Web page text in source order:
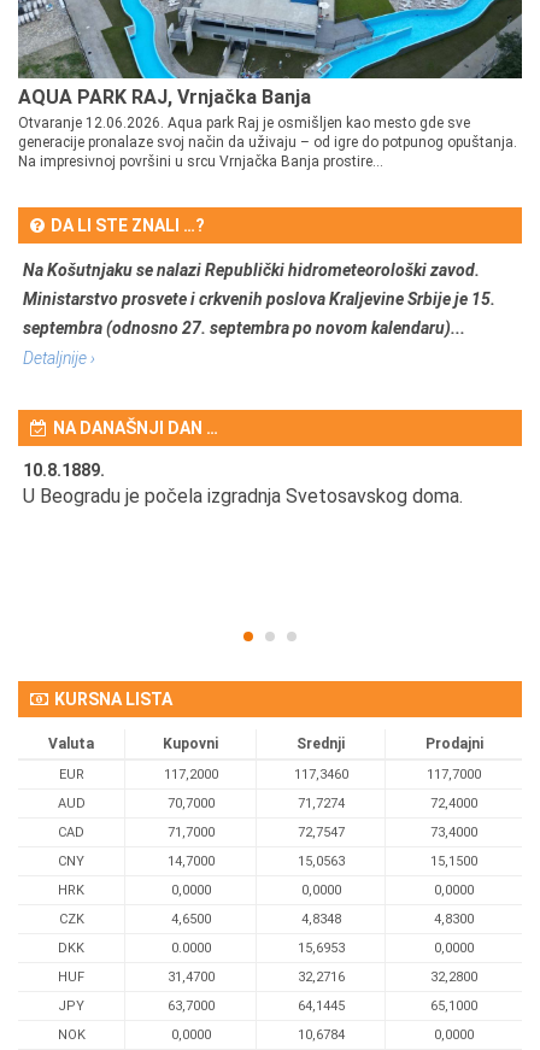
AQUA PARK RAJ, Vrnjačka Banja
Otvaranje 12.06.2026. Aqua park Raj je osmišljen kao mesto gde sve
generacije pronalaze svoj način da uživaju – od igre do potpunog opuštanja.
Na impresivnoj površini u srcu Vrnjačka Banja prostire...
DA LI STE ZNALI …?
Na Košutnjaku se nalazi Republički hidrometeorološki zavod.
Ministarstvo prosvete i crkvenih poslova Kraljevine Srbije je 15.
septembra (odnosno 27. septembra po novom kalendaru)...
Detaljnije ›
NA DANAŠNJI DAN …
10.8.1889.
U Beogradu je počela izgradnja Svetosavskog doma.
KURSNA LISTA
Valuta Kupovni Srednji Prodajni
EUR 117,2000 117,3460
117,7000
AUD
70,7000 71,7274
72,4000
CAD
71,7000 72,7547
73,4000
CNY
14,7000 15,0563
15,1500
HRK
0,0000 0,0000
0,0000
CZK
4,6500 4,8348
4,8300
DKK
0.0000 15,6953
0,0000
HUF
31,4700 32,2716
32,2800
JPY
63,7000 64,1445
65,1000
NOK
0,0000 10,6784 0,0000